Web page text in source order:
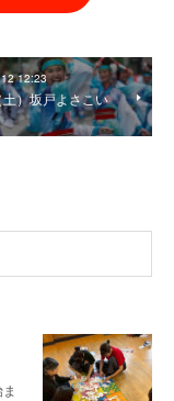
12:23
）坂戸よさこい